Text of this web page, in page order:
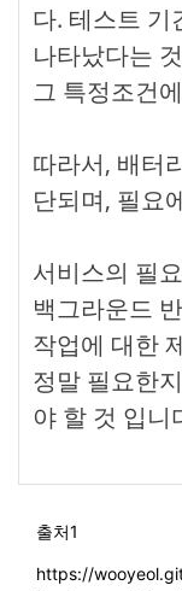
다. 테스트 기
나타났다는
그 특정조건
따라서, 배터
단되며, 필요
서비스의 필
백그라운드
작업에 대한
정말 필요한
야 할 것 입니
출처1
https://